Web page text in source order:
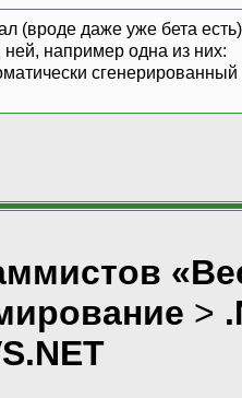
(вроде даже уже бета
например одна из них:
>